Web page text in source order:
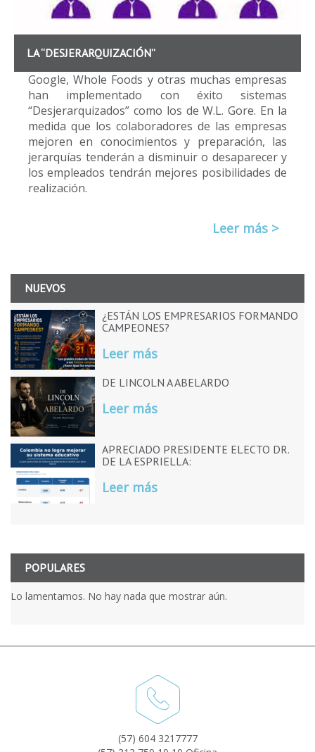
LA “DESJERARQUIZACIÓN”
Google, Whole Foods y otras muchas empresas
han implementado con éxito sistemas
“Desjerarquizados” como los de W.L. Gore. En la
medida que los colaboradores de las empresas
mejoren en conocimientos y preparación, las
jerarquías tenderán a disminuir o desaparecer y
los empleados tendrán mejores posibilidades de
realización.
Leer más >
NUEVOS
¿ESTÁN LOS EMPRESARIOS FORMANDO
CAMPEONES?
Leer más
DE LINCOLN A ABELARDO
Leer más
APRECIADO PRESIDENTE ELECTO DR.
DE LA ESPRIELLA:
Leer más
POPULARES
Lo lamentamos. No hay nada que mostrar aún.
(57) 604 3217777